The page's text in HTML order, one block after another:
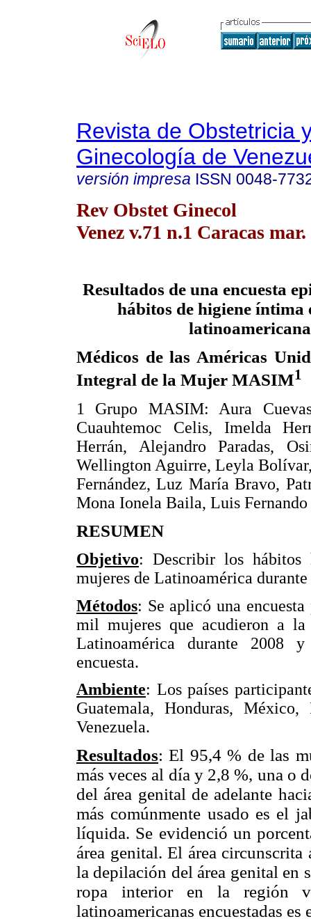
Revista de Obstetricia
Ginecología de
versión impresa ISSN 0048-
Rev Obstet Ginecol
Venez v.71 n.1 Caracas mar.
Resultados de una encuesta
hábitos de higiene íntima
Médicos de las Américas
Integral de la Mujer MASIM1
1 Grupo MASIM: Aura
Cuauhtemoc Celis, Imelda
Herrán, Alejandro Paradas,
Wellington Aguirre, Leyla
Fernández, Luz María Bravo,
Mona Ionela Baila, Luis
RESUMEN
Objetivo: Describir los hábitos
mujeres de Latinoamérica durante
Métodos: Se aplicó una
mil mujeres que acudieron a
Latinoamérica durante 2008
encuesta.
Ambiente: Los países
Guatemala, Honduras,
Venezuela.
Resultados: El 95,4 % de las
más veces al día y 2,8 %, una o
del área genital de adelante
más comúnmente usado es el
líquida. Se evidenció un
área genital. El área
la depilación del área genital en
ropa interior en la región
latinoamericanas encuestadas